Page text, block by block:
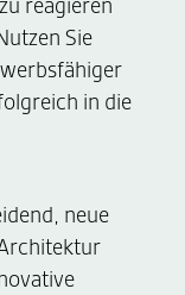
reagieren
Sie
in die
neue